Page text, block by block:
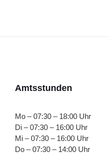
Amtsstunden
Mo – 07:30 – 18:00 Uhr
Di – 07:30 – 16:00 Uhr
Mi – 07:30 – 16:00 Uhr
Do – 07:30 – 14:00 Uhr